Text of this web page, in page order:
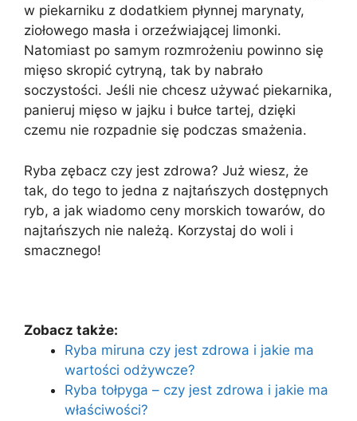
w piekarniku z dodatkiem płynnej marynaty,
ziołowego masła i orzeźwiającej limonki.
Natomiast po samym rozmrożeniu powinno się
mięso skropić cytryną, tak by nabrało
soczystości. Jeśli nie chcesz używać piekarnika,
panieruj mięso w jajku i bułce tartej, dzięki
czemu nie rozpadnie się podczas smażenia.
Ryba zębacz czy jest zdrowa? Już wiesz, że
tak, do tego to jedna z najtańszych dostępnych
ryb, a jak wiadomo ceny morskich towarów, do
najtańszych nie należą. Korzystaj do woli i
smacznego!
Zobacz także:
Ryba miruna czy jest zdrowa i jakie ma
wartości odżywcze?
Ryba tołpyga – czy jest zdrowa i jakie ma
właściwości?